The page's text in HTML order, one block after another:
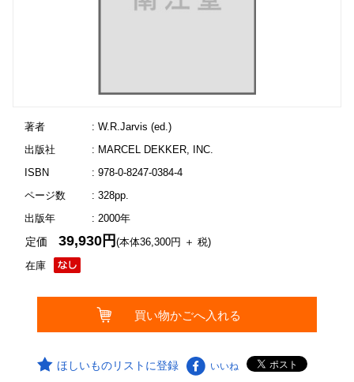
著者
: W.R.Jarvis (ed.)
出版社
: MARCEL DEKKER, INC.
ISBN
: 978-0-8247-0384-4
ページ数
: 328pp.
出版年
: 2000年
在庫
定価39,930円(本体36,300円 ＋ 税)
ほしいものリストに登録 いいね